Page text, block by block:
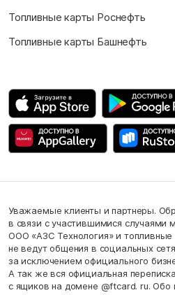
Топливные карты Роснефть
Топливные карты Башнефть
Уважаемые клиенты и партнеры.
в связи с участившимися случаями
ООО «АЗС Технология» и
не ведут общения в социальных
за исключением официального
А так же вся официальная
с ящиков на домене @ftcard. ru. Обо